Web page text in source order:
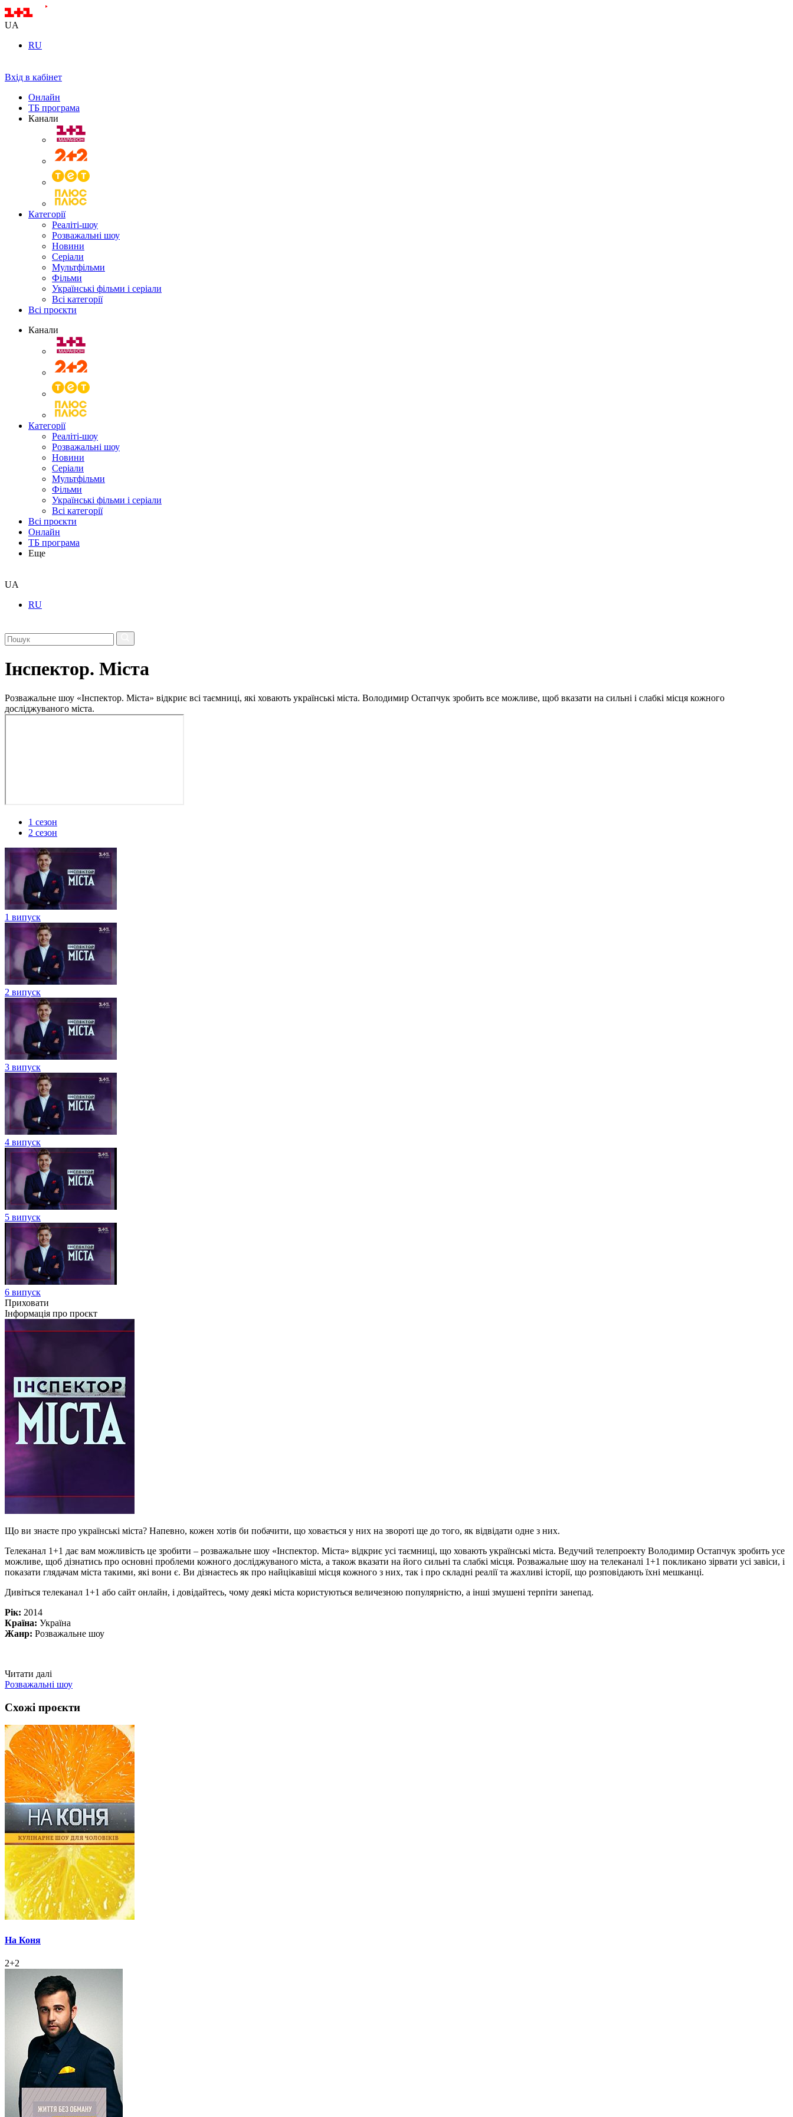
UA
RU
Вхід в кабінет
Онлайн
ТБ програма
Канали
Категорії
Реаліті-шоу
Розважальні шоу
Новини
Серіали
Мультфільми
Фільми
Українські фільми і серіали
Всі категорії
Всі проєкти
Канали
Категорії
Реаліті-шоу
Розважальні шоу
Новини
Серіали
Мультфільми
Фільми
Українські фільми і серіали
Всі категорії
Всі проєкти
Онлайн
ТБ програма
Еще
UA
RU
Інспектор. Міста
Розважальне шоу «Інспектор. Міста» відкриє всі таємниці, які ховають українські міста. Володимир Остапчук зробить все можливе, щоб вказати на сильні і слабкі місця кожного
досліджуваного міста.
1 сезон
2 сезон
1 випуск
2 випуск
3 випуск
4 випуск
5 випуск
6 випуск
Приховати
Інформація про проєкт
Що ви знаєте про українські міста? Напевно, кожен хотів би побачити, що ховається у них на звороті ще до того, як відвідати одне з них.
Телеканал 1+1 дає вам можливість це зробити – розважальне шоу «Інспектор. Міста» відкриє усі таємниці, що ховають українські міста. Ведучий телепроекту Володимир Остапчук зробить усе
можливе, щоб дізнатись про основні проблеми кожного досліджуваного міста, а також вказати на його сильні та слабкі місця. Розважальне шоу на телеканалі 1+1 покликано зірвати усі завіси, і
показати глядачам міста такими, які вони є. Ви дізнаєтесь як про найцікавіші місця кожного з них, так і про складні реалії та жахливі історії, що розповідають їхні мешканці.
Дивіться телеканал 1+1 або сайт онлайн, і довідайтесь, чому деякі міста користуються величезною популярністю, а інші змушені терпіти занепад.
Рік: 2014
Країна: Україна
Жанр: Розважальне шоу
Читати далі
Розважальні шоу
Схожі проєкти
На Коня
2+2